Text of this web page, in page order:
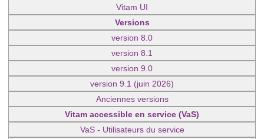
Vitam UI
Versions
version 8.0
version 8.1
version 9.0
version 9.1 (juin 2026)
Anciennes versions
Vitam accessible en service (VaS)
VaS - Utilisateurs du service